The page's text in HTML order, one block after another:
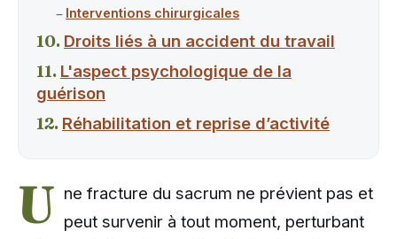
Interventions chirurgicales
Droits liés à un accident du travail
L'aspect psychologique de la
guérison
Réhabilitation et reprise d’activité
U ne fracture du sacrum ne prévient pas et
peut survenir à tout moment, perturbant